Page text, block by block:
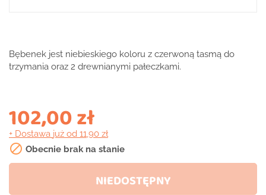
Bębenek jest niebieskiego koloru z czerwoną tasmą do
trzymania oraz 2 drewnianymi pałeczkami.
102,00 zł
+ Dostawa już od 11,90 zł
 Obecnie brak na stanie
NIEDOSTĘPNY